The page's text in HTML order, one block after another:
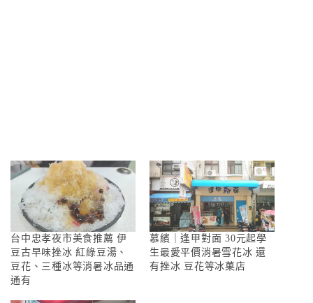
台中忠孝夜市美食推薦 伊
豆古早味挫冰 紅綠豆湯、
豆花、三種冰等消暑冰品通
通有
慕繽｜逢甲對面 30元起學
生最愛平價消暑雪花冰 還
有挫冰 豆花等冰菓店